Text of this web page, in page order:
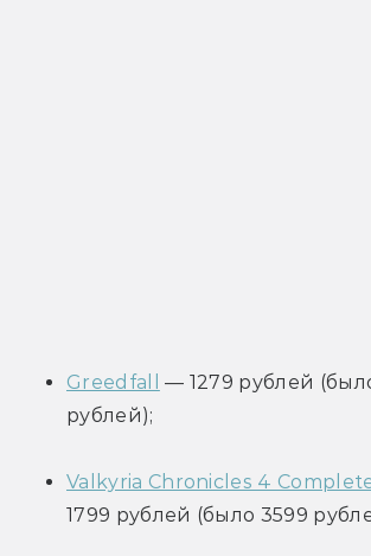
Greedfall
— 1279 рублей
рублей);
Valkyria Chronicles 4
1799 рублей (было 3599